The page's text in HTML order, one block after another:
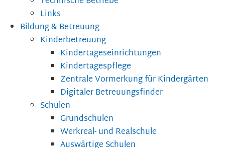
Links
Bildung & Betreuung
Kinderbetreuung
Kindertageseinrichtungen
Kindertagespflege
Zentrale Vormerkung für Kindergärten
Digitaler Betreuungsfinder
Schulen
Grundschulen
Werkreal- und Realschule